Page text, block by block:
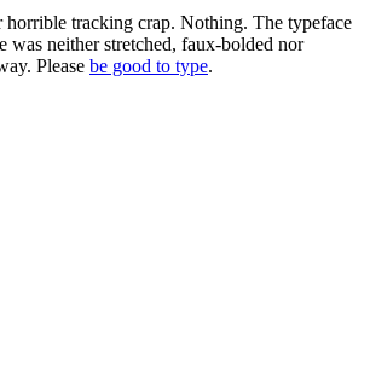
horrible tracking crap. Nothing. The typeface
was neither stretched, faux-bolded nor
Please be good to type.